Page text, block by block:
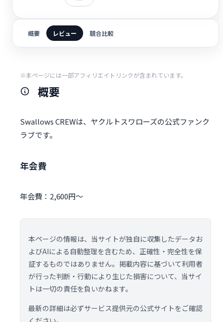
概要 レビュー 競合比較
※本ページには一部アフィリエイトリンクが含まれています。
概要
Swallows CREWは、ヤクルトスワローズの公式ファンク
ラブです。
年会費
年会費：2,600円～
本ページの情報は、当サイトが独自に収集したデータお
よびAIによる自動整理を含むため、正確性・完全性を保
証するものではありません。掲載内容に基づいて利用者
が行った判断・行動により生じた損害について、当サイ
トは一切の責任を負いかねます。
最新の詳細は必ずサービス提供元の公式サイトをご確認